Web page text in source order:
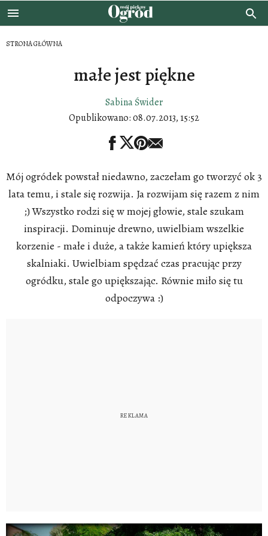
STRONA GŁÓWNA
małe jest piękne
Sabina Świder
Opublikowano:08.07.2013, 15:52
Mój ogródek powstał niedawno, zaczełam go tworzyć ok 3
lata temu, i stale się rozwija. Ja rozwijam się razem z nim
;) Wszystko rodzi się w mojej głowie, stale szukam
inspiracji. Dominuje drewno, uwielbiam wszelkie
korzenie - małe i duże, a także kamień który upiększa
skalniaki. Uwielbiam spędzać czas pracując przy
ogródku, stale go upiększając. Równie miło się tu
odpoczywa :)